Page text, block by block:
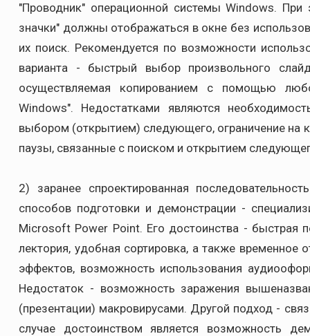
"Проводник" операционной системы Windows.
значки" должны отображаться в окне без
их поиск. Рекомендуется по возможности
варианта - быстрый выбор произвольного
осуществляемая копированием с помощью
Windows". Недостатками являются
выбором (открытием) следующего, ограничение на
паузы, связанные с поиском и открытием
2) заранее спроектированная
способов подготовки и демонстрации -
Microsoft Power Point. Его достоинства - быстрая
лектория, удобная сортировка, а также временное
эффектов, возможность использования
Недостаток - возможность заражения
(презентации) макровирусами. Другой подход -
случае достоинством является возможность